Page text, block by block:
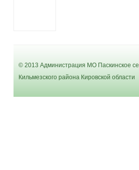
© 2013 Администрация МО Паскинское
Кильмезского района Кировской области